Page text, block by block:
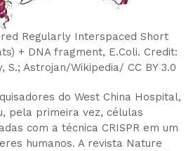
Regularly Interspaced Short
+ DNA fragment, E.Coli. Credit:
S.; Astrojan/Wikipedia/ CC BY 3.0
do West China Hospital,
pela primeira vez, células
com a técnica CRISPR em um
humanos. A revista Nature